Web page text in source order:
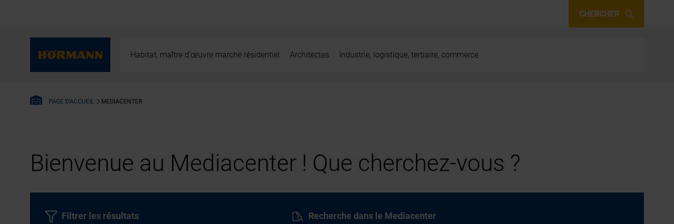
CHERCHER
Habitat, maître d’œuvre marché résidentiel Architectes Industrie, logistique, tertiaire, commerce
PAGE D'ACCUEIL MEDIACENTER
Bienvenue au Mediacenter ! Que cherchez-vous ?
Recherche dans le Mediacenter
Filtrer les résultats